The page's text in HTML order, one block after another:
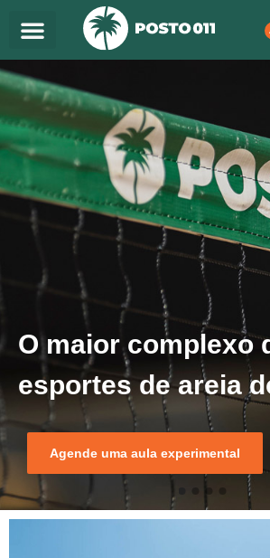
para
conteúdo
O maior complexo
esportes de areia
Agende uma aula experimental